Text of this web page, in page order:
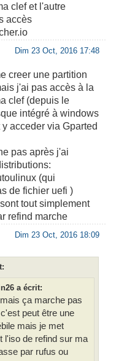
clef et l'autre
accès
Dim 23 Oct, 2016 17:48
creer une partition
j'ai pas accès à la
clef (depuis le
intégré à windows
acceder via Gparted
pas après j'ai
(qui
de fichier uefi )
tout simplement
refind marche
Dim 23 Oct, 2016 18:09
a écrit:
ça marche pas
peut être une
mais je met
l'iso de refind sur ma
par rufus ou